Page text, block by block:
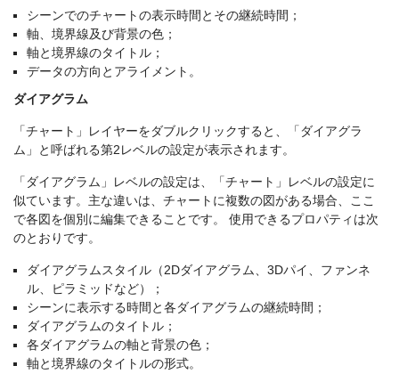
シーンでのチャートの表示時間とその継続時間；
軸、境界線及び背景の色；
軸と境界線のタイトル；
データの方向とアライメント。
ダイアグラム
「チャート」レイヤーをダブルクリックすると、「ダイアグラ
ム」と呼ばれる第2レベルの設定が表示されます。
「ダイアグラム」レベルの設定は、「チャート」レベルの設定に
似ています。主な違いは、チャートに複数の図がある場合、ここ
で各図を個別に編集できることです。 使用できるプロパティは次
のとおりです。
ダイアグラムスタイル（2Dダイアグラム、3Dパイ、ファンネ
ル、ピラミッドなど）；
シーンに表示する時間と各ダイアグラムの継続時間；
ダイアグラムのタイトル；
各ダイアグラムの軸と背景の色；
軸と境界線のタイトルの形式。